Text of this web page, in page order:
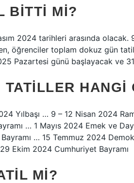
BITTI MI?
2024 tarihleri ​​arasında olacak.
öğrenciler toplam dokuz gün
Pazartesi günü başlayacak ve
TATILLER HANGI
Yılbaşı … 9 – 12 Nisan 2024
… 1 Mayıs 2024 Emek ve
… 15 Temmuz 2024
Ekim 2024 Cumhuriyet Bayramı
MI?